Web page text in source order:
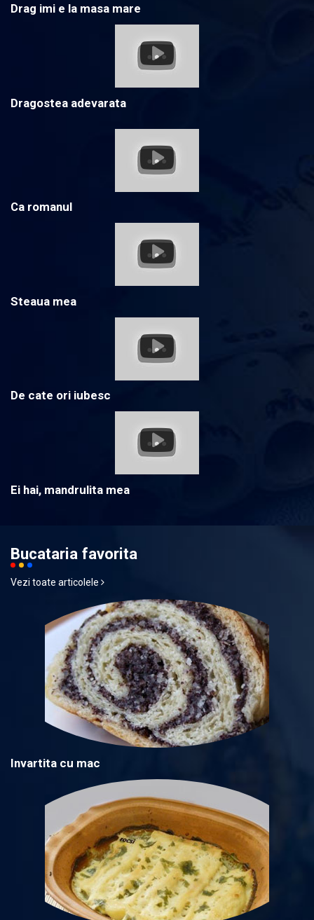
Drag imi e la masa mare
Dragostea adevarata
Ca romanul
Steaua mea
De cate ori iubesc
Ei hai, mandrulita mea
Bucataria favorita
Vezi toate articolele
Invartita cu mac